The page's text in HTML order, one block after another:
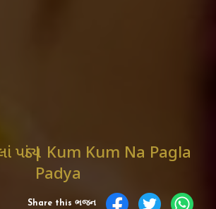
પડ્યાં | Kum Kum Na Pagla
Padya
Share this ભજન